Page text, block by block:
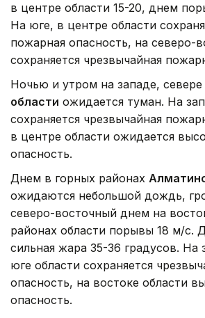
в центре области 15-20, днем
На юге, в центре области
пожарная опасность, на северо-
сохраняется чрезвычайная
Ночью и утром на западе, севере
области ожидается туман. На
сохраняется чрезвычайная
в центре области ожидается
опасность.
Днем в горных районах
ожидаются небольшой дождь,
северо-восточный днем на
районах области порывы 18 м/с.
сильная жара 35-36 градусов. На
юге области сохраняется
опасность, на востоке области
опасность.